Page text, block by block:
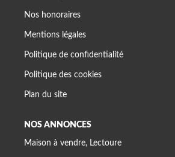
Nos honoraires
Mentions légales
Politique de confidentialité
Politique des cookies
Plan du site
NOS ANNONCES
Maison à vendre, Lectoure